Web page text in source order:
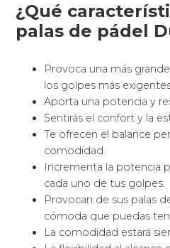
¿Qué
palas de pádel
Provoca una más
los golpes más
Aporta una potencia y
Sentirás el confort y la
Te ofrecen el balance
comodidad.
Incrementa la potencia
cada uno de tus golpes.
Provocan de sus palas
cómoda que puedas
La comodidad estará